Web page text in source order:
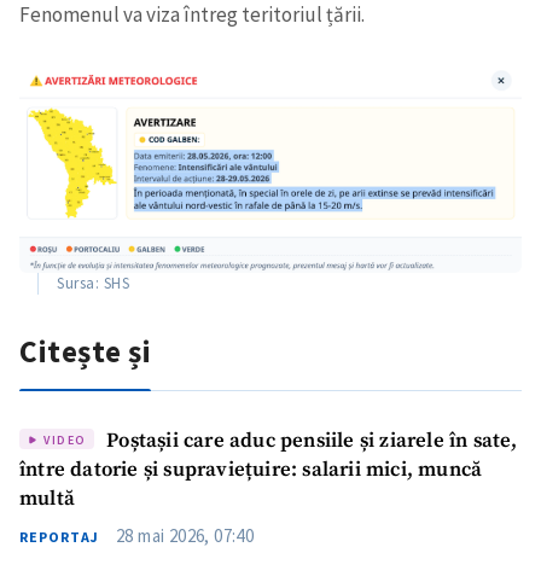
Fenomenul va viza întreg teritoriul țării.
Sursa: SHS
Citește și
VIDEO
Poștașii care aduc pensiile și ziarele în sate,
între datorie și supraviețuire: salarii mici, muncă
multă
REPORTAJ 28 mai 2026, 07:40